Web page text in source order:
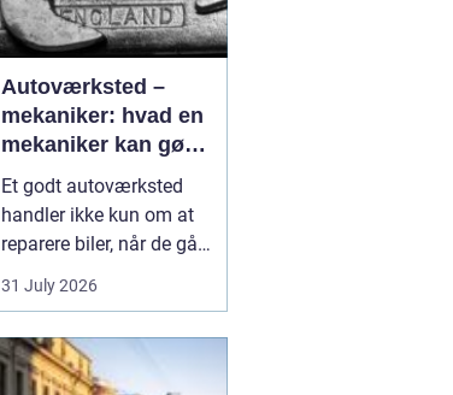
Autoværksted –
mekaniker: hvad en
mekaniker kan gøre
for din bil
Et godt autoværksted
handler ikke kun om at
reparere biler, når de går i
stykker. Det handler i lige
så høj grad om
klare svar, når du som
bilist står med
31 July 2026